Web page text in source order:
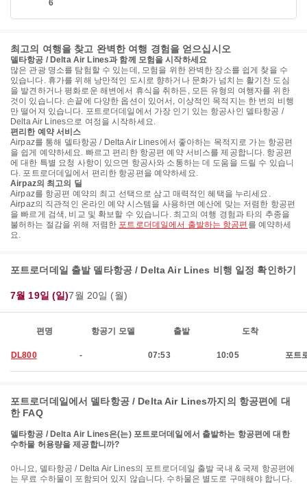
6
최고의 여행을 찾고 완벽한 여행 경험을 얻으십시오
델타항공 / Delta Air Lines과 함께 모험을 시작하세요
많은 관광 명소를 탐험할 수 있는데, 모험을 위한 완벽한 장소를 쉽게 찾을 수
있습니다. 휴가를 위해 낭만적인 도시로 향하거나 문화가 넘치는 활기찬 도심
을 발견하거나 평화로운 해변에서 휴식을 취하든, 모든 유형의 여행자를 위한
것이 있습니다. 손끝에 다양한 옵션이 있어서, 이상적인 목적지는 한 번의 비행
만 떨어져 있습니다. 포트로더데일에서 가장 인기 있는 항공사인 델타항공 /
Delta Air Lines으로 여정을 시작하세요.
편리한 예약 서비스
Airpaz를 통해 델타항공 / Delta Air Lines에서 좋아하는 목적지로 가는 항공편
을 쉽게 예약하세요. 빠르고 편리한 항공편 예약 서비스를 제공합니다. 항공편
에 대한 특별 요청 사항이 있으면 항공사와 소통하는 데 도움을 드릴 수 있습니
다. 포트로더데일에서 편리한 항공편을 예약하세요.
Airpaz의 최고의 딜
Airpaz를 항공편 예약의 최고 선택으로 삼고 매력적인 혜택을 누리세요.
Airpaz의 직관적인 온라인 예약 시스템을 사용하면 예산에 맞는 저렴한 항공편
을 빠르게 검색, 비교 및 확보할 수 있습니다. 최고의 여행 경험과 타의 추종을
불허하는 절감을 위해 저렴한 포트로더데일에서 출발하는 항공편 를 예약하세
요.
포트로더데일 출발 델타항공 / Delta Air Lines 비행 일정 확인하기
7월 19일 (일)7월 20일 (월)
편명 항공기 모델 출발 도착
DL800 - 07:53 10:05 포트
포트로더데일에서 델타항공 / Delta Air Lines까지의 항공편에 대
한 FAQ
델타항공 / Delta Air Lines은(는) 포트로더데일에서 출발하는 항공편에 대한
수하물 허용량을 제공합니까?
아니요, 델타항공 / Delta Air Lines의 포트로더데일 출발 국내 & 국제 항공편에
는 무료 수하물이 포함되어 있지 않습니다. 수하물은 별도로 구매해야 합니다.